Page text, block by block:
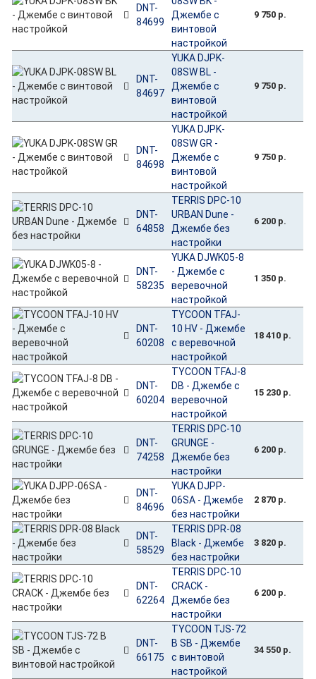
DNT-
84699
Джембе с
винтовой
настройкой
9 750 р.
DNT-
84697
YUKA DJPK-
08SW BL -
Джембе с
винтовой
настройкой
9 750 р.
DNT-
84698
YUKA DJPK-
08SW GR -
Джембе с
винтовой
настройкой
9 750 р.
DNT-
64858
TERRIS DPC-10
URBAN Dune -
Джембе без
настройки
6 200 р.
DNT-
58235
YUKA DJWK05-8
- Джембе с
веревочной
настройкой
1 350 р.
DNT-
60208
TYCOON TFAJ-
10 HV - Джембе
с веревочной
настройкой
18 410 р.
DNT-
60204
TYCOON TFAJ-8
DB - Джембе с
веревочной
настройкой
15 230 р.
DNT-
74258
TERRIS DPC-10
GRUNGE -
Джембе без
настройки
6 200 р.
DNT-
84696
YUKA DJPP-
06SA - Джембе
без настройки
2 870 р.
DNT-
58529
TERRIS DPR-08
Black - Джембе
без настройки
3 820 р.
DNT-
62264
TERRIS DPC-10
CRACK -
Джембе без
настройки
6 200 р.
DNT-
66175
TYCOON TJS-72
B SB - Джембе
с винтовой
настройкой
34 550 р.